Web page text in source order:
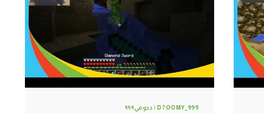
D7OOMY_999 | دحومي٩٩٩